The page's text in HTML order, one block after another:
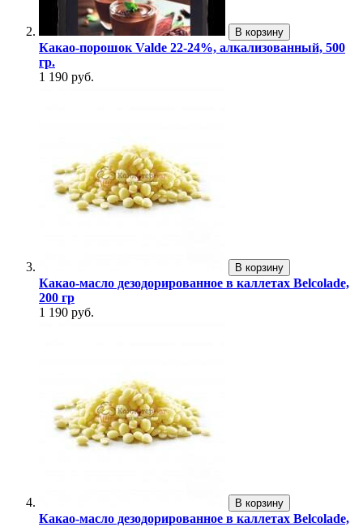
В корзину
Какао-порошок Valde 22-24%, алкализованный, 500
гр.
1 190 руб.
В корзину
Какао-масло дезодорированное в каллетах Belcolade,
200 гр
1 190 руб.
В корзину
Какао-масло дезодорированное в каллетах Belcolade,